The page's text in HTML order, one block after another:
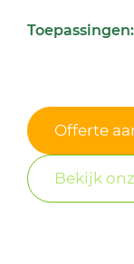
Toepassingen:
Offerte
Bekijk